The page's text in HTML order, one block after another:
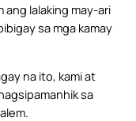
ang lalaking may-ari
sa mga kamay
na ito, kami at
sa